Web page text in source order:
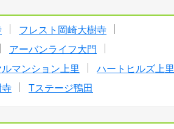
フレスト岡崎大樹寺
アーバンライフ大門
ルマンション上里
ハートヒルズ上里
寺 Tステージ鴨田